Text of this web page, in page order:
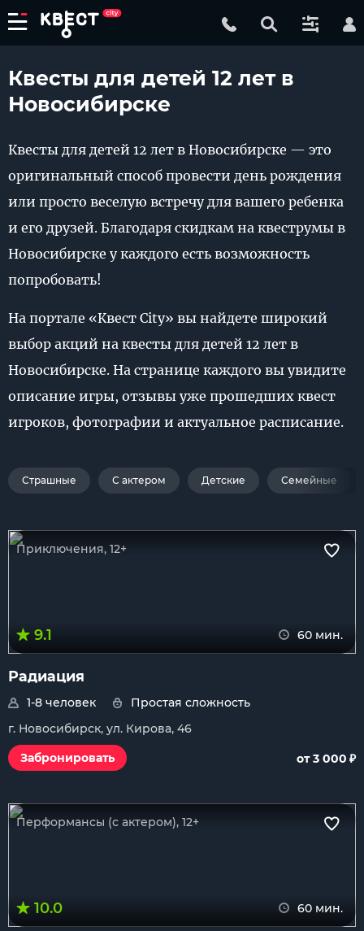
Квесты для детей 12 лет в
Новосибирске
Квесты для детей 12 лет в Новосибирске — это
оригинальный способ провести день рождения
или просто веселую встречу для вашего ребенка
и его друзей. Благодаря скидкам на квеструмы в
Новосибирске у каждого есть возможность
попробовать!
На портале «Квест City» вы найдете широкий
выбор акций на квесты для детей 12 лет в
Новосибирске. На странице каждого вы увидите
описание игры, отзывы уже прошедших квест
игроков, фотографии и актуальное расписание.
Страшные С актером Детские Семейные
Приключения, 12+
9.1 60 мин.
Радиация
1-8 человек
Простая сложность
г. Новосибирск, ул. Кирова, 46
Забронировать
от 3 000 ₽
Перформансы (с актером), 12+
10.0 60 мин.